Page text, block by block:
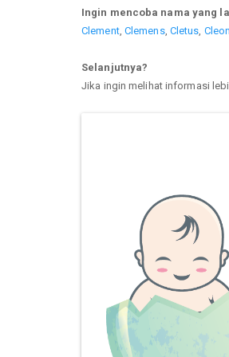
Ingin mencoba nama yang
Clement, Clemens, Cletus
Selanjutnya?
Jika ingin melihat informasi